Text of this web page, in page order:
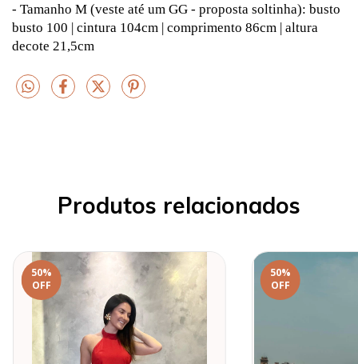
- Tamanho M (veste até um GG - proposta soltinha): busto
busto 100 | cintura 104cm | comprimento 86cm | altura
decote 21,5cm
Produtos relacionados
50%
OFF
50%
OFF